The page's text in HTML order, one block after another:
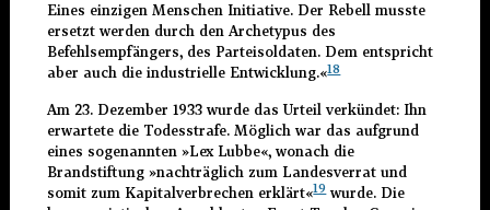
Eines einzigen Menschen Initiative. Der Rebell musste
ersetzt werden durch den Archetypus des
Befehlsempfängers, des Parteisoldaten. Dem entspricht
aber auch die industrielle Entwicklung.«18
Am 23. Dezember 1933 wurde das Urteil verkündet: Ihn
erwartete die Todesstrafe. Möglich war das aufgrund
eines sogenannten »Lex Lubbe«, wonach die
Brandstiftung »nachträglich zum Landesverrat und
somit zum Kapitalverbrechen erklärt«19wurde. Die